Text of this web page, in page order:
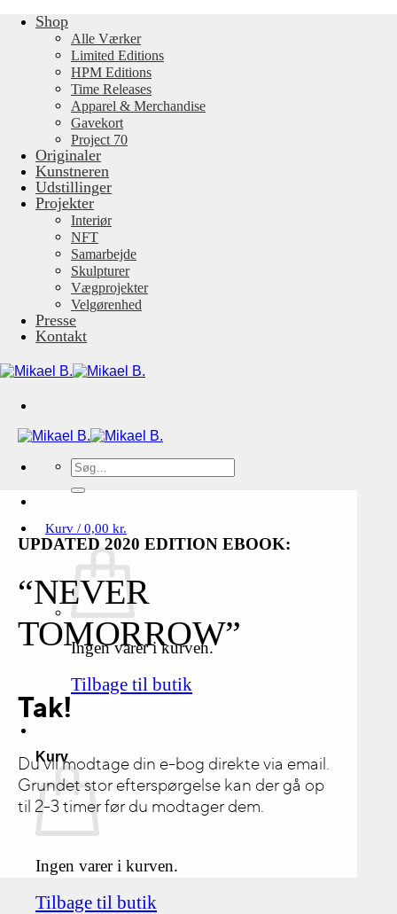
FortsætShop
Alle Værker
Limited Editions
HPM Editions
Time Releases
Apparel & Merchandise
Gavekort
Project 70
Originaler
Kunstneren
Udstillinger
Projekter
Interiør
NFT
Samarbejde
Skulpturer
Vægprojekter
Velgørenhed
Presse
Kontakt
Søg
efter:
Kurv / 0,00 kr.
Ingen varer i kurven.
Tilbage til butik
Kurv
Ingen varer i kurven.
Tilbage til butik
UPDATED 2020 EDITION EBOOK:
“NEVER
TOMORROW”
Tak!
Du vil modtage din e-bog direkte via email.
Grundet stor efterspørgelse kan der gå op
til 2-3 timer før du modtager dem.